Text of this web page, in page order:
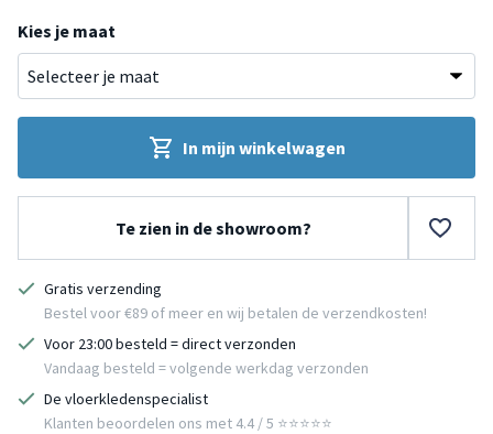
Kies je maat
In mijn winkelwagen
Te zien in de showroom?
Gratis verzending
Bestel voor €89 of meer en wij betalen de verzendkosten!
Voor 23:00 besteld = direct verzonden
Vandaag besteld = volgende werkdag verzonden
De vloerkledenspecialist
Klanten beoordelen ons met 4.4 / 5 ⭐⭐⭐⭐⭐